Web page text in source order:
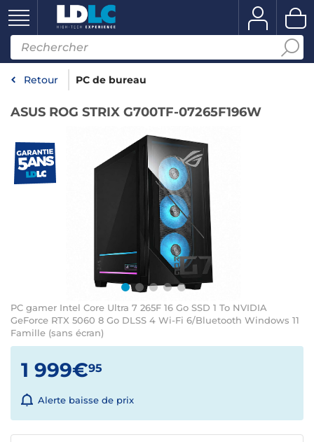
Retour PC de bureau
ASUS ROG STRIX G700TF-07265F196W
PC gamer Intel Core Ultra 7 265F 16 Go SSD 1 To NVIDIA
GeForce RTX 5060 8 Go DLSS 4 Wi-Fi 6/Bluetooth Windows 11
Famille (sans écran)
1 999€95
Alerte baisse de prix